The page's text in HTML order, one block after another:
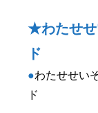
★わたせせ
ド
●わたせせい
ド